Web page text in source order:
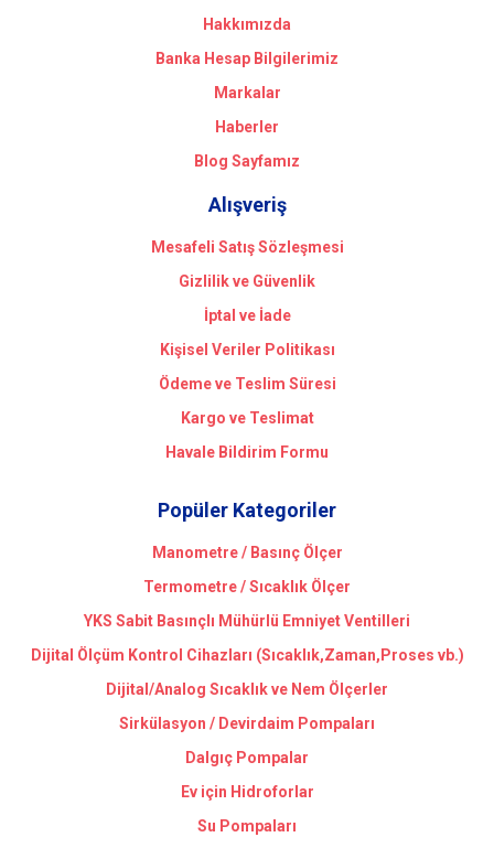
Hakkımızda
Banka Hesap Bilgilerimiz
Markalar
Haberler
Blog Sayfamız
Alışveriş
Mesafeli Satış Sözleşmesi
Gizlilik ve Güvenlik
İptal ve İade
Kişisel Veriler Politikası
Ödeme ve Teslim Süresi
Kargo ve Teslimat
Havale Bildirim Formu
Popüler Kategoriler
Manometre / Basınç Ölçer
Termometre / Sıcaklık Ölçer
YKS Sabit Basınçlı Mühürlü Emniyet Ventilleri
Dijital Ölçüm Kontrol Cihazları (Sıcaklık,Zaman,Proses vb.)
Dijital/Analog Sıcaklık ve Nem Ölçerler
Sirkülasyon / Devirdaim Pompaları
Dalgıç Pompalar
Ev için Hidroforlar
Su Pompaları